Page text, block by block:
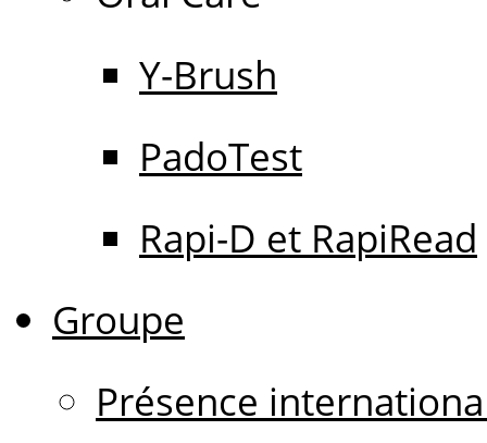
Y-Brush
PadoTest
Rapi-D et RapiRead
Groupe
Présence